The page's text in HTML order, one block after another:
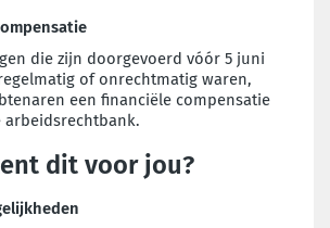
die zijn doorgevoerd vóór 5 juni
of onrechtmatig waren,
een financiële compensatie
arbeidsrechtbank.
dit voor jou?